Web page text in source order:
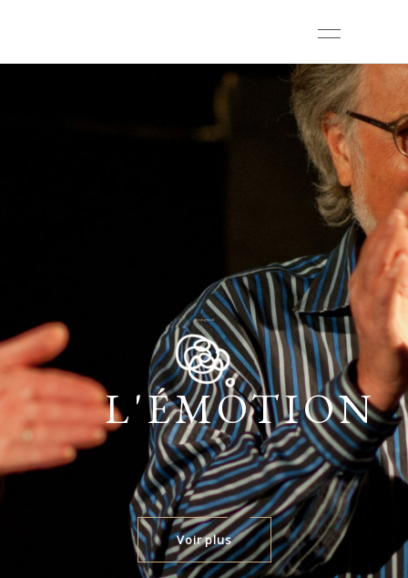
L'ÉMOTION
Compagnie de
Voir plus